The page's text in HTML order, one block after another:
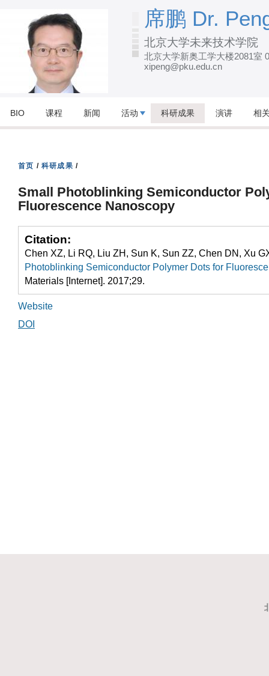
转
到
页
主
要
分
席鹏 Dr.
北京大学未来技术学院
北京大学新奥工学大楼2081室
xipeng@pku.edu.cn
BIO 课程 新闻 活动 科研成果 演讲 相
首页 / 科研成果 /
Small Photoblinking Semiconductor
Fluorescence Nanoscopy
Citation:
Chen XZ, Li RQ, Liu ZH, Sun K, Sun ZZ, Chen DN, Xu
Photoblinking Semiconductor Polymer Dots for
Materials [Internet]. 2017;29.
Website
DOI